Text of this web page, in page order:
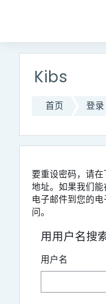
Kibs
首页 登录
要重设密码，请
地址。如果我们
电子邮件到您的
问。
用用户名搜
用户名